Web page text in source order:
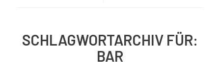
SCHLAGWORTARCHIV FÜR:
BAR